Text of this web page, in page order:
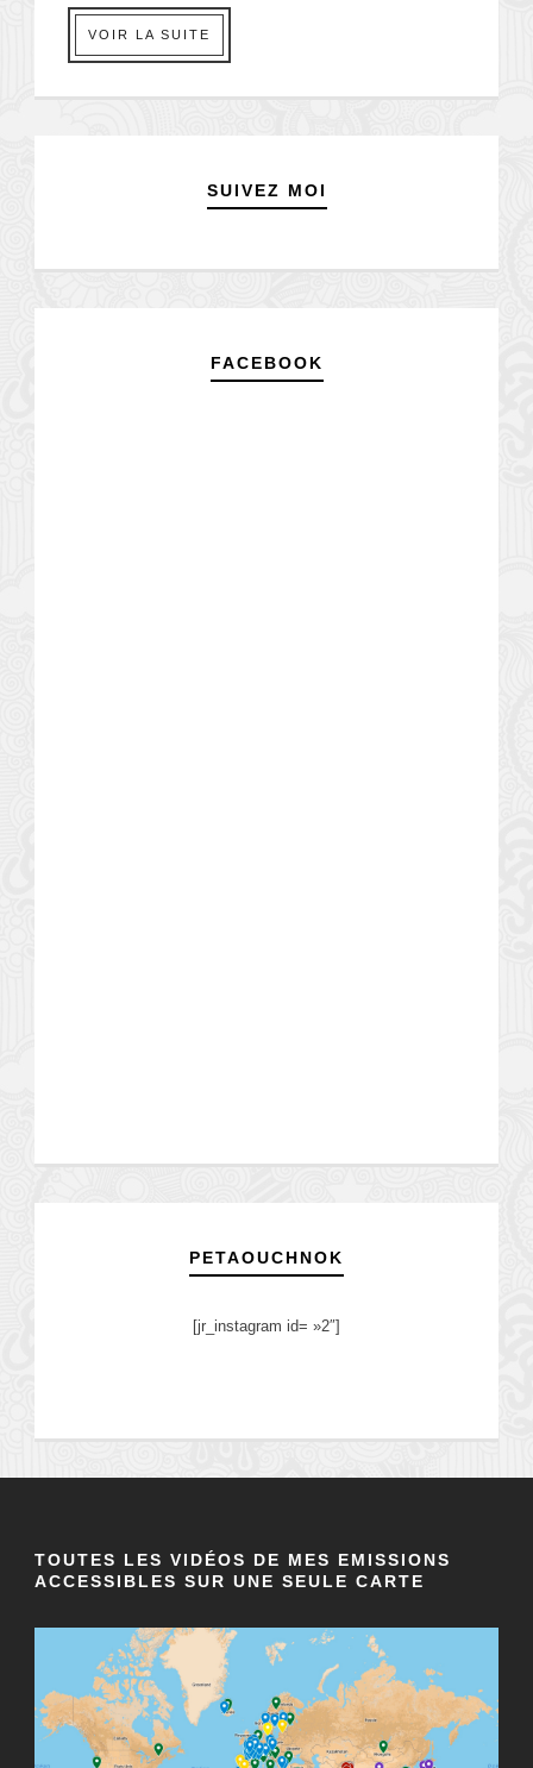
VOIR LA SUITE
SUIVEZ MOI
FACEBOOK
PETAOUCHNOK
[jr_instagram id= »2″]
TOUTES LES VIDÉOS DE MES EMISSIONS
ACCESSIBLES SUR UNE SEULE CARTE